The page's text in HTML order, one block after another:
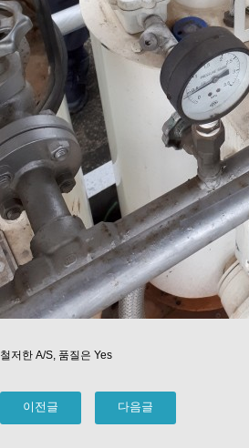
철저한 A/S, 품질은 Yes
이전글 다음글